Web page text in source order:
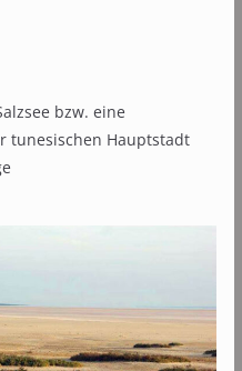
bzw. eine
tunesischen Hauptstadt